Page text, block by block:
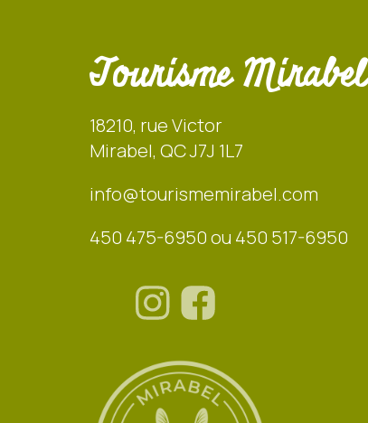
Tourisme Mirabel
18210, rue Victor
Mirabel, QC J7J 1L7
info@tourismemirabel.com
450 475-6950 ou 450 517-6950